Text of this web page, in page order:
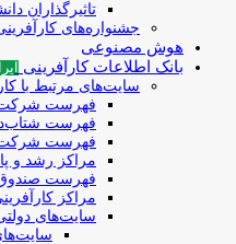
تاثیرگذاران
جشنواره‌های
هوش مصنوعی
بانک اطلاعات کارآفرینی
سایت‌های مرتبط با
فهرست
فهرست
فهرست
مراکز رشد و
فهرست
مراکز
سایت‌های